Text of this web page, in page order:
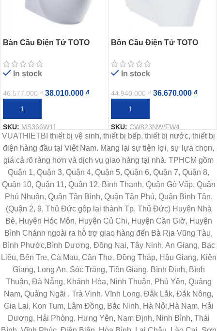
Bàn Cầu Điện Tử TOTO
Mở
In stock
46.577.000₫ 38.010.000 ₫
THÊM VÀO GIỎ HÀNG
SKU:MS366W11
Bồn Cầu Điện Tử TOTO
Động Đóng Mở
In stock
44.940.000₫ 36.670.000 ₫
THÊM VÀO GIỎ HÀNG
SKU:CW823NW/FW4
VUATHIETBI thiết bị vệ sinh, thiết bị bếp, thiết bị nước, thiết bị
điện hàng đầu tại Việt Nam. Mang lại sự tiện lợi, sự lựa chọn,
giá cả rõ ràng hơn và dịch vụ giao hàng tại nhà. TPHCM gồm
Quận 1, Quận 3, Quận 4, Quận 5, Quận 6, Quận 7, Quận 8,
Quận 10, Quận 11, Quận 12, Bình Thạnh, Quận Gò Vấp, Quận
Phú Nhuận, Quận Tân Bình, Quận Tân Phú, Quận Bình Tân.
(Quận 2, 9, Thủ Đức gộp lại thành Tp. Thủ Đức) Huyện Nhà
Bè, Huyện Hóc Môn, Huyện Củ Chi, Huyện Cần Giờ, Huyện
Bình Chánh ngoài ra hỗ trợ giao hàng đến Bà Rịa Vũng Tàu,
Bình Phước,Bình Dương, Đồng Nai, Tây Ninh, An Giang, Bạc
Liêu, Bến Tre, Cà Mau, Cần Thơ, Đồng Tháp, Hậu Giang, Kiên
Giang, Long An, Sóc Trăng, Tiền Giang, Bình Định, Bình
Thuận, Đà Nẵng, Khánh Hòa, Ninh Thuận, Phú Yên, Quảng
Nam, Quảng Ngãi , Trà Vinh, Vĩnh Long, Đắk Lắk, Đắk Nông,
Gia Lai, Kon Tum, Lâm Đồng, Bắc Ninh, Hà Nội,Hà Nam, Hải
Dương, Hải Phòng, Hưng Yên, Nam Định, Ninh Bình, Thái